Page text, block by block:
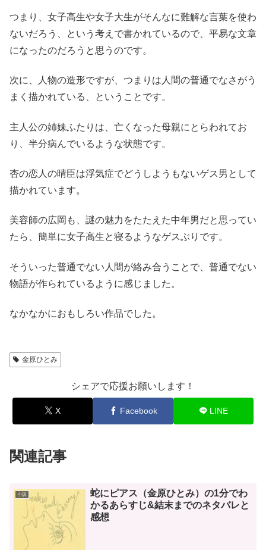
つまり、女子高生や女子大生がそんなに難解な言葉を使わ
ないだろう、という考えで書かれているので、平易な文章
になったのだろうと思うのです。
次に、人物の造形ですが、つまりは人間の普通でなさがう
まく描かれている、ということです。
主人公の姉妹ふたりは、亡くなった母親にとらわれてお
り、半分病んでいるような状態です。
杏の恋人の晴臣は浮気症でどうしようもないゲス男として
描かれています。
美容師の広岡も、謎の魅力をたたえた中年男だと思ってい
たら、簡単に女子高生と寝るようなゲスぶりです。
そういった普通でない人間が絡み合うことで、普通でない
物語が作られているように感じました。
なかなかにおもしろい作品でした。
金原ひとみ
シェアで応援お願いします！
X Facebook LINE
関連記事
小説
蛇にピアス（金原ひとみ）の1分でわ
かるあらすじ&結末までのネタバレと
感想